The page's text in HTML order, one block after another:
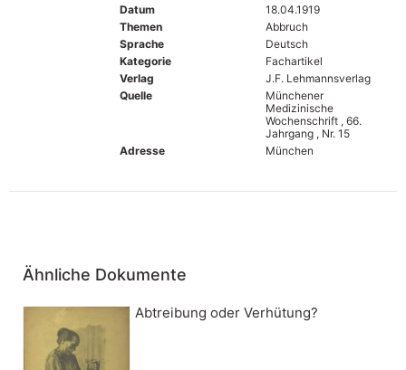
Datum
18.04.1919
Themen
Abbruch
Sprache
Deutsch
Kategorie
Fachartikel
Verlag
J.F. Lehmannsverlag
Quelle
Münchener
Medizinische
Wochenschrift , 66.
Jahrgang , Nr. 15
Adresse
München
Ähnliche Dokumente
Abtreibung oder Verhütung?